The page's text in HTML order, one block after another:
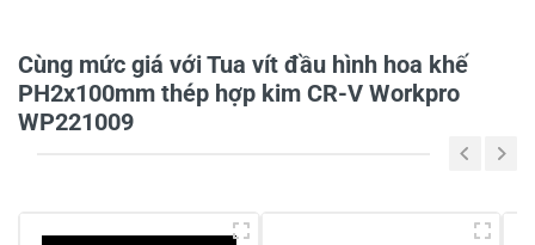
Cùng mức giá với Tua vít đầu hình hoa khế
PH2x100mm thép hợp kim CR-V Workpro
WP221009